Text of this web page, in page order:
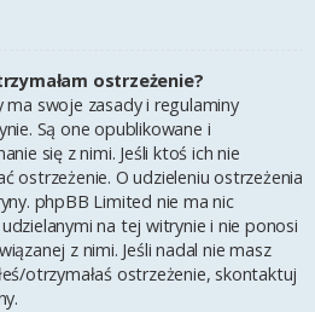
ostrzeżenie?
swoje zasady i regulaminy
Są one opublikowane i
się z nimi. Jeśli ktoś ich nie
ostrzeżenie. O udzieleniu ostrzeżenia
phpBB Limited nie ma nic
na tej witrynie i nie ponosi
z nimi. Jeśli nadal nie masz
otrzymałaś ostrzeżenie, skontaktuj